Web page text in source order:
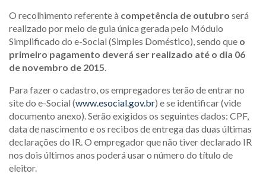
O recolhimento referente à competência de outubro será
realizado por meio de guia única gerada pelo Módulo
Simplificado do e-Social (Simples Doméstico), sendo que o
primeiro pagamento deverá ser realizado até o dia 06
de novembro de 2015.
Para fazer o cadastro, os empregadores terão de entrar no
site do e-Social (www.esocial.gov.br) e se identificar (vide
documento anexo). Serão exigidos os seguintes dados: CPF,
data de nascimento e os recibos de entrega das duas últimas
declarações do IR. O empregador que não tiver declarado IR
nos dois últimos anos poderá usar o número do título de
eleitor.